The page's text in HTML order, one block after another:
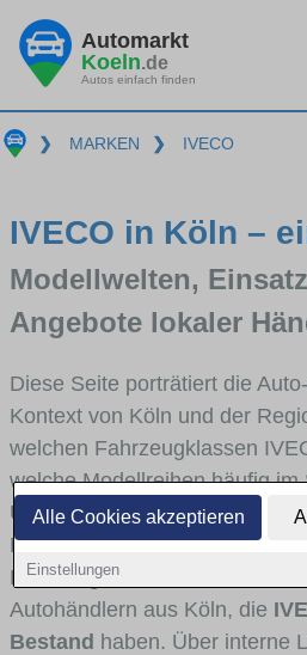
Alle Cookies akzeptieren
Einstellungen
Automarkt
Koeln.de
Autos einfach finden
❯ MARKEN ❯ IVECO
IVECO in Köln –
Modellwelten,
Angebote lokaler
Diese Seite porträtiert die
Kontext von Köln und der
welchen Fahrzeugklassen
welche Modellreihen häufig im
Umlandverkehr zu sehen sind
Fahrertypen die Marke
Fahrzeuge stammen von
Autohändlern aus Köln, die
Bestand haben. Über interne